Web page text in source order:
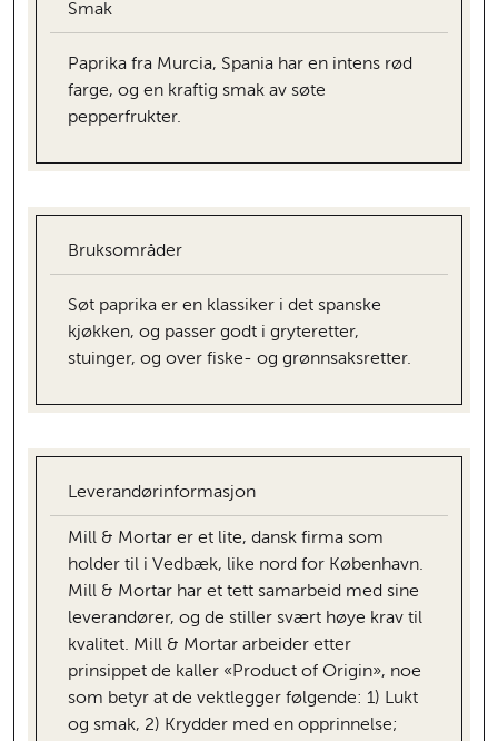
Smak
Paprika fra Murcia, Spania har en intens rød
farge, og en kraftig smak av søte
pepperfrukter.
Bruksområder
Søt paprika er en klassiker i det spanske
kjøkken, og passer godt i gryteretter,
stuinger, og over fiske- og grønnsaksretter.
Leverandørinformasjon
Mill & Mortar er et lite, dansk firma som
holder til i Vedbæk, like nord for København.
Mill & Mortar har et tett samarbeid med sine
leverandører, og de stiller svært høye krav til
kvalitet. Mill & Mortar arbeider etter
prinsippet de kaller «Product of Origin», noe
som betyr at de vektlegger følgende: 1) Lukt
og smak, 2) Krydder med en opprinnelse;